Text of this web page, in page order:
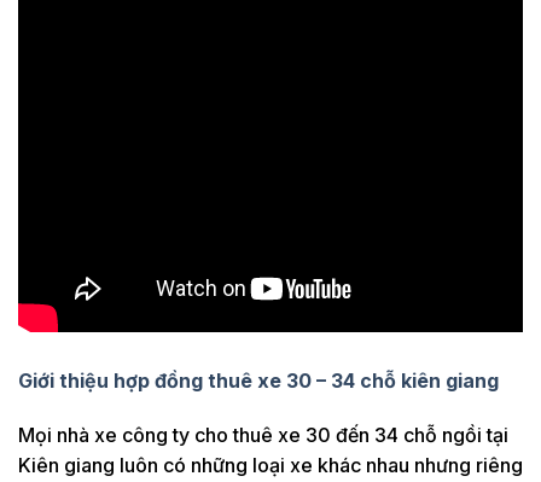
Giới thiệu hợp đồng thuê xe 30 – 34 chỗ kiên giang
Mọi nhà xe công ty cho thuê xe 30 đến 34 chỗ ngồi tại
Kiên giang luôn có những loại xe khác nhau nhưng riêng